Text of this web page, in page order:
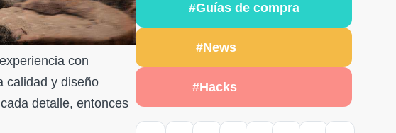
con
calidad y diseño
detalle, entonces
#Guías de compra
#News
#Hacks